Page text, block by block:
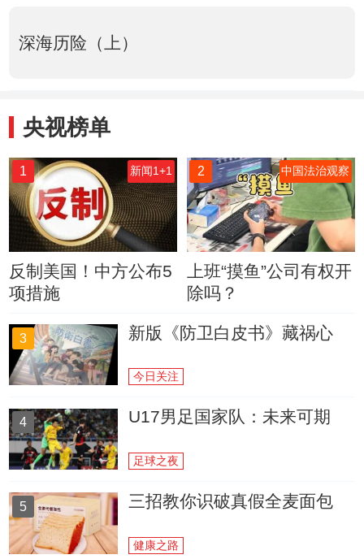
深海历险（上）
央视榜单
1 新闻1+1
反制美国！中方公布5
项措施
2 中国法治观察
上班“摸鱼”公司有权开
除吗？
3 新版《防卫白皮书》藏祸心
今日关注
4 U17男足国家队：未来可期
足球之夜
5 三招教你识破真假全麦面包
健康之路